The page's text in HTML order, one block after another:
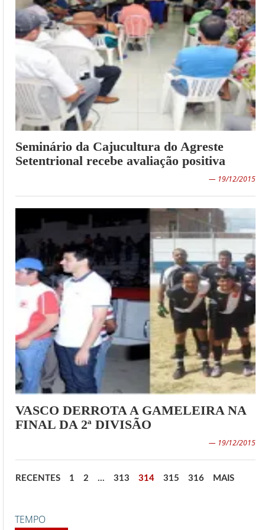
Seminário da Cajucultura do Agreste
Setentrional recebe avaliação positiva
— 19/12/2015
VASCO DERROTA A GAMELEIRA NA
FINAL DA 2ª DIVISÃO
— 19/12/2015
RECENTES 1 2 … 313 314 315 316 MAIS
TEMPO